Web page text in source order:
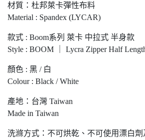
材質：杜邦萊卡彈性布料
Material : Spandex (LYCAR)
款式 : Boom系列 萊卡 中拉式 半身款
Style : BOOM ｜ Lycra Zipper Half
顏色 : 黑 / 白
Colour : Black / White
產地：台灣 Taiwan
Made in Taiwan
洗滌方式：不可烘乾、不可使用漂白